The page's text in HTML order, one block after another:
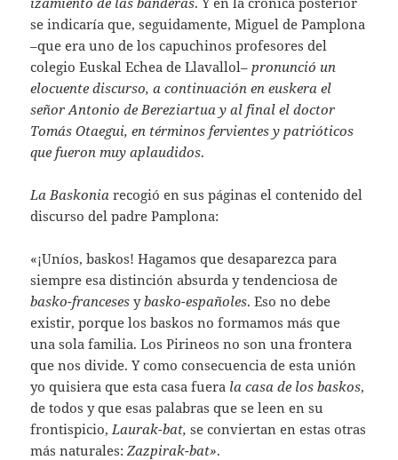
se indicaría que, seguidamente, Miguel de Pamplona
–que era uno de los capuchinos profesores del
colegio Euskal Echea de Llavallol–pronunció un
elocuente discurso, a continuación en euskera el
señor Antonio de Bereziartua y al final el doctor
Tomás Otaegui, en términos fervientes y patrióticos
que fueron muy aplaudidos.
La Baskonia recogió en sus páginas el contenido del
discurso del padre Pamplona:
«¡Uníos, baskos! Hagamos que desaparezca para
siempre esa distinción absurda y tendenciosa de
basko-franceses ybasko-españoles. Eso no debe
existir, porque los baskos no formamos más que
una sola familia. Los Pirineos no son una frontera
que nos divide. Y como consecuencia de esta unión
yo quisiera que esta casa fuera la casa de los baskos,
de todos y que esas palabras que se leen en su
frontispicio,Laurak-bat, se conviertan en estas otras
más naturales:Zazpirak-bat».